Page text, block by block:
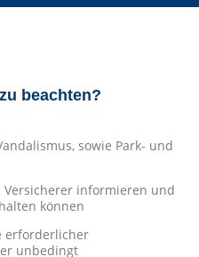
beachten?
sowie Park- und
informieren und
können
erforderlicher
unbedingt